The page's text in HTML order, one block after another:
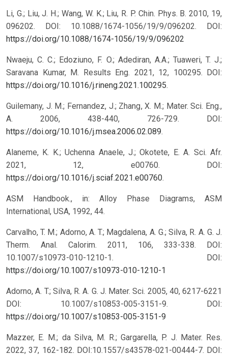
Li, G.; Liu, J. H.; Wang, W. K.; Liu, R. P. Chin. Phys. B. 2010, 19,
096202. DOI: 10.1088/1674-1056/19/9/096202. DOI:
https://doi.org/10.1088/1674-1056/19/9/096202
Nwaeju, C. C.; Edoziuno, F. O.; Adediran, A.A.; Tuaweri, T. J.;
Saravana Kumar, M. Results Eng. 2021, 12, 100295. DOI:
https://doi.org/10.1016/j.rineng.2021.100295.
Guilemany, J. M.; Fernandez, J.; Zhang, X. M.; Mater. Sci. Eng.,
A. 2006, 438-440, 726-729. DOI:
https://doi.org/10.1016/j.msea.2006.02.089.
Alaneme, K. K.; Uchenna Anaele, J.; Okotete, E. A. Sci. Afr.
2021, 12, e00760. DOI:
https://doi.org/10.1016/j.sciaf.2021.e00760.
ASM Handbook., in: Alloy Phase Diagrams, ASM
International, USA, 1992, 44.
Carvalho, T. M.; Adorno, A. T.; Magdalena, A. G.; Silva, R. A. G. J.
Therm. Anal. Calorim. 2011, 106, 333-338. DOI:
10.1007/s10973-010-1210-1. DOI:
https://doi.org/10.1007/s10973-010-1210-1
Adorno, A. T.; Silva, R. A. G. J. Mater. Sci. 2005, 40, 6217-6221
DOI: 10.1007/s10853-005-3151-9. DOI:
https://doi.org/10.1007/s10853-005-3151-9
Mazzer, E. M.; da Silva, M. R.; Gargarella, P. J. Mater. Res.
2022, 37, 162-182. DOI:10.1557/s43578-021-00444-7. DOI: